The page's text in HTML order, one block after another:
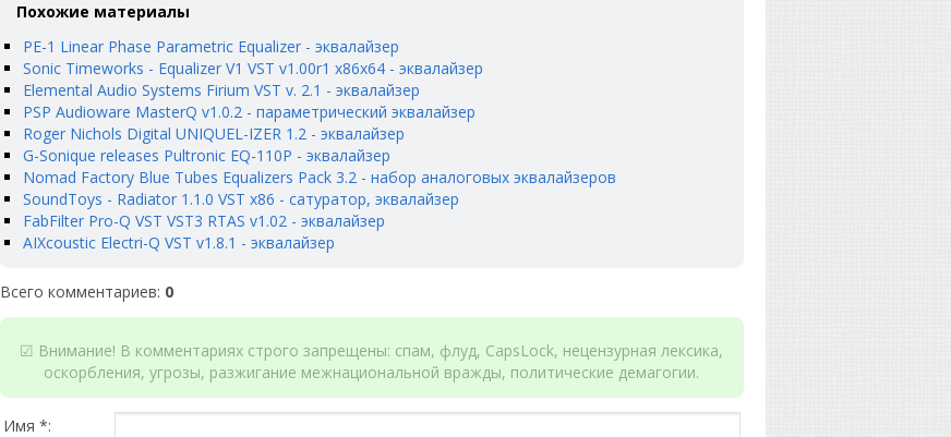
Похожие материалы
PE-1 Linear Phase Parametric Equalizer - эквалайзер
Sonic Timeworks - Equalizer V1 VST v1.00r1 x86x64 - эквалайзер
Elemental Audio Systems Firium VST v. 2.1 - эквалайзер
PSP Audioware MasterQ v1.0.2 - параметрический эквалайзер
Roger Nichols Digital UNIQUEL-IZER 1.2 - эквалайзер
G-Sonique releases Pultronic EQ-110P - эквалайзер
Nomad Factory Blue Tubes Equalizers Pack 3.2 - набор аналоговых эквалайзеров
SoundToys - Radiator 1.1.0 VST x86 - сатуратор, эквалайзер
FabFilter Pro-Q VST VST3 RTAS v1.02 - эквалайзер
AIXcoustic Electri-Q VST v1.8.1 - эквалайзер
Всего комментариев: 0
☑ Внимание! В комментариях строго запрещены: спам, флуд, CapsLock, нецензурная лексика,
оскорбления, угрозы, разжигание межнациональной вражды, политические демагогии.
Имя *: